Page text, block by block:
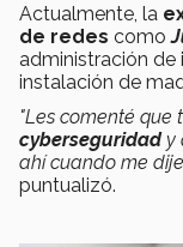
Actualmente, la
de redes como
administración de
instalación de
"Les comenté que
cyberseguridady
ahí cuando me
puntualizó.